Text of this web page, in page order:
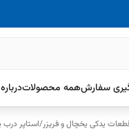
سفارشهمه محصولات
یدکی یخچال و فریزر/استاپر درب